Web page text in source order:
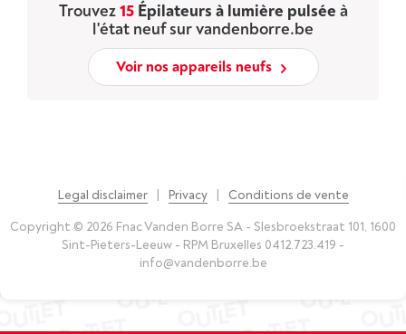
Trouvez15Épilateurs à lumière pulsée à
l'état neuf sur vandenborre.be
Voir nos appareils neufs
Legal disclaimer Privacy Conditions de vente
Copyright © 2026 Fnac Vanden Borre SA - Slesbroekstraat 101, 1600
Sint-Pieters-Leeuw - RPM Bruxelles 0412.723.419 -
info@vandenborre.be